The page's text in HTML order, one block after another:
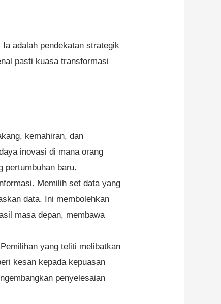
adalah pendekatan strategik
pasti kuasa transformasi
kemahiran, dan
inovasi di mana orang
pertumbuhan baru.
Memilih set data yang
data. Ini membolehkan
masa depan, membawa
yang teliti melibatkan
kesan kepada kepuasan
penyelesaian